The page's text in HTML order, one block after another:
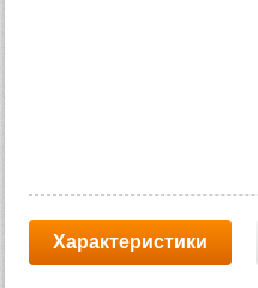
Характеристики